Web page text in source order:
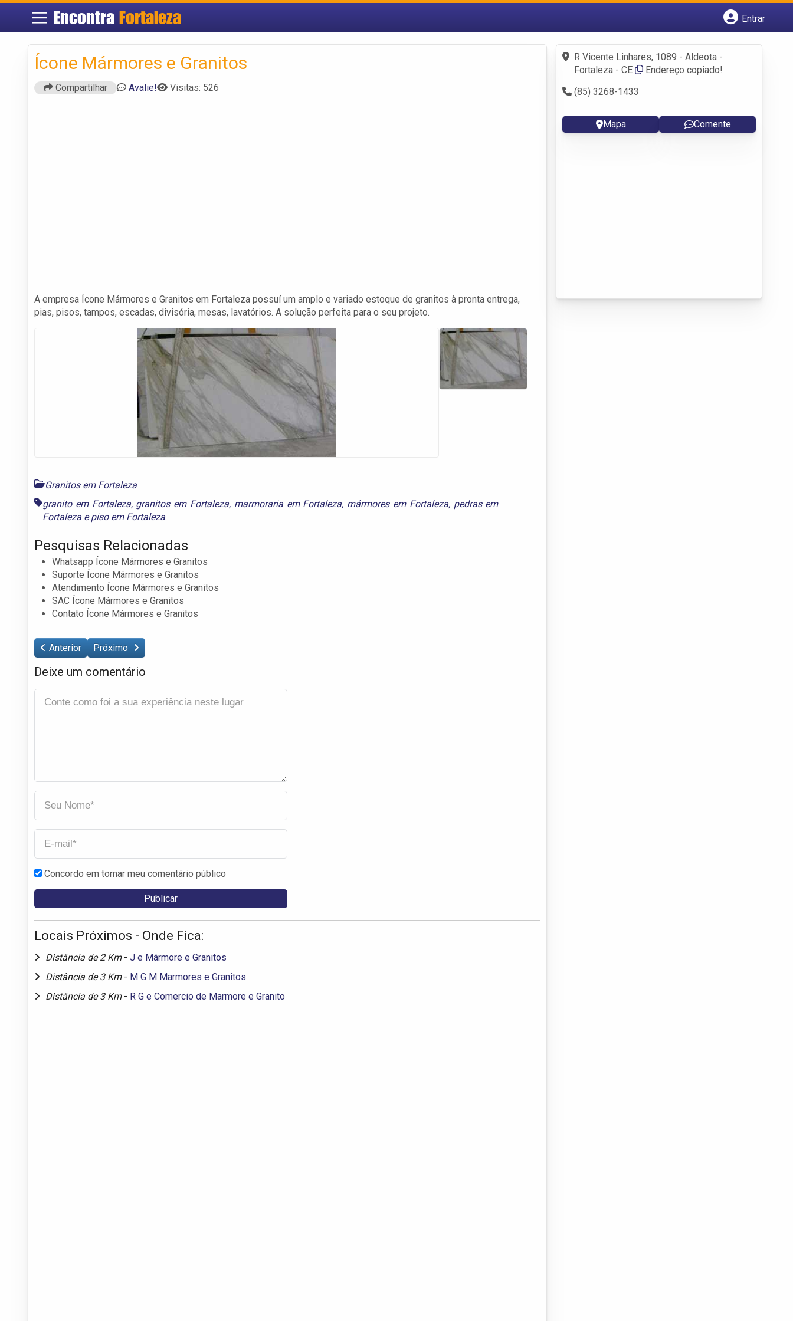
Encontra Fortaleza
Entrar
Fazer login
Criar conta
Ícone Mármores e Granitos
Compartilhar Avalie! Visitas: 526
A empresa Ícone Mármores e Granitos em Fortaleza possuí um amplo e variado estoque de granitos à pronta entrega,
pias, pisos, tampos, escadas, divisória, mesas, lavatórios. A solução perfeita para o seu projeto.
Granitos em Fortaleza
granito em Fortaleza, granitos em Fortaleza, marmoraria em Fortaleza, mármores em Fortaleza, pedras em
Fortaleza episo em Fortaleza
Pesquisas Relacionadas
Whatsapp Ícone Mármores e Granitos
Suporte Ícone Mármores e Granitos
Atendimento Ícone Mármores e Granitos
SAC Ícone Mármores e Granitos
Contato Ícone Mármores e Granitos
Anterior Próximo
Deixe um comentário
Concordo em tornar meu comentário público
Locais Próximos - Onde Fica:
Distância de 2 Km - J e Mármore e Granitos
Distância de 3 Km - M G M Marmores e Granitos
Distância de 3 Km - R G e Comercio de Marmore e Granito
R Vicente Linhares, 1089 - Aldeota -
Fortaleza - CE
Endereço copiado!
(85) 3268-1433
Mapa Comente